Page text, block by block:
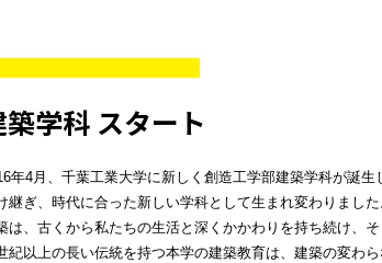
学科 スタート
年4月、千葉工業大学に新しく創造工学部建築学科が誕
継ぎ、時代に合った新しい学科として生まれ変わりました
は、古くから私たちの生活と深くかかわりを持ち続け、
紀以上の長い伝統を持つ本学の建築教育は、建築の変わ